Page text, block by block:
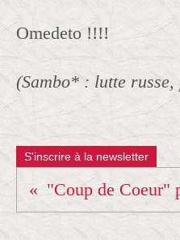
Omedeto !!!!
(Sambo* : lutte
S'inscrire à la newsletter